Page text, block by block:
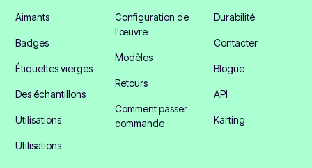
Aimants
Badges
Étiquettes vierges
Des échantillons
Utilisations
Utilisations
Configuration de
l'œuvre
Modèles
Retours
Comment passer
commande
Durabilité
Contacter
Blogue
API
Karting